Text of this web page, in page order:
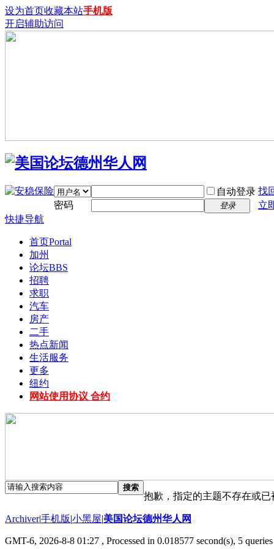
设为首页收藏本站手机版
开启辅助访问
自动登录 找
密码
登录
立
快捷导航
首页Portal
加州
论坛BBS
招聘
求职
汽车
房产
二手
热点新闻
生活服务
更多
纽约
网站使用协议 合约
搜索
抱歉，指定的主题不存在或
Archiver|手机版|小黑屋|美国论坛德州华人网
GMT-6, 2026-8-8 01:27 , Processed in 0.018577 second(s), 5